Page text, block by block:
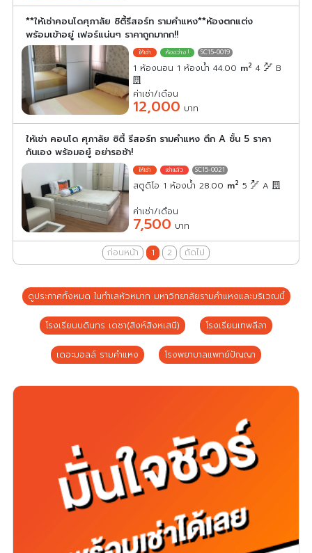
**ให้เช่าคอนโดศุภาลัย ซิตี้รีสอร์ท รามคำแหง**ห้องตกแต่ง
พร้อมเข้าอยู่ เฟอร์แน่นๆ ราคาถูกมากก!!
SC15-0019
1 ห้องนอน 1 ห้องน้ำ 44.00 m2 4 B
ค่าเช่า/เดือน
12,000 บาท
ให้เช่า คอนโด ศุภาลัย ซิตี้ รีสอร์ท รามคำแหง ตึก A ชั้น 5 ราคา
กันเอง พร้อมอยู๋ อย่ารอช้า!
SC15-0021
สตูดิโอ 1 ห้องน้ำ 28.00 m2 5 A
ค่าเช่า/เดือน
7,500 บาท
ก่อนหน้า 1 2 ถัดไป
ดูประกาศทั้งหมด ในทำเลหัวหมาก มหาวิทยาลัยรามคำแหงและบริเวณนี้
โรงเรียนบดินทร เดชา(สิงห์สิงหเสนี) โรงเรียนเทพลีลา
เดอะมอลล์ รามคำแหง โรงพยาบาลแพทย์ปัญญา